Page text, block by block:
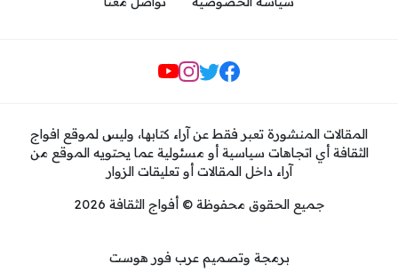
مواقع التواصل
المقالات المنشورة تعبر فقط عن آراء كتابها، وليس لموقع افواج
الثقافة أي اتجاهات سياسية أو مسئولية عما يحتويه الموقع من
آراء داخل المقالات أو تعليقات الزوار
جميع الحقوق محفوظة © أفواج الثقافة 2026
برمجة وتصميم عرب فور هوست